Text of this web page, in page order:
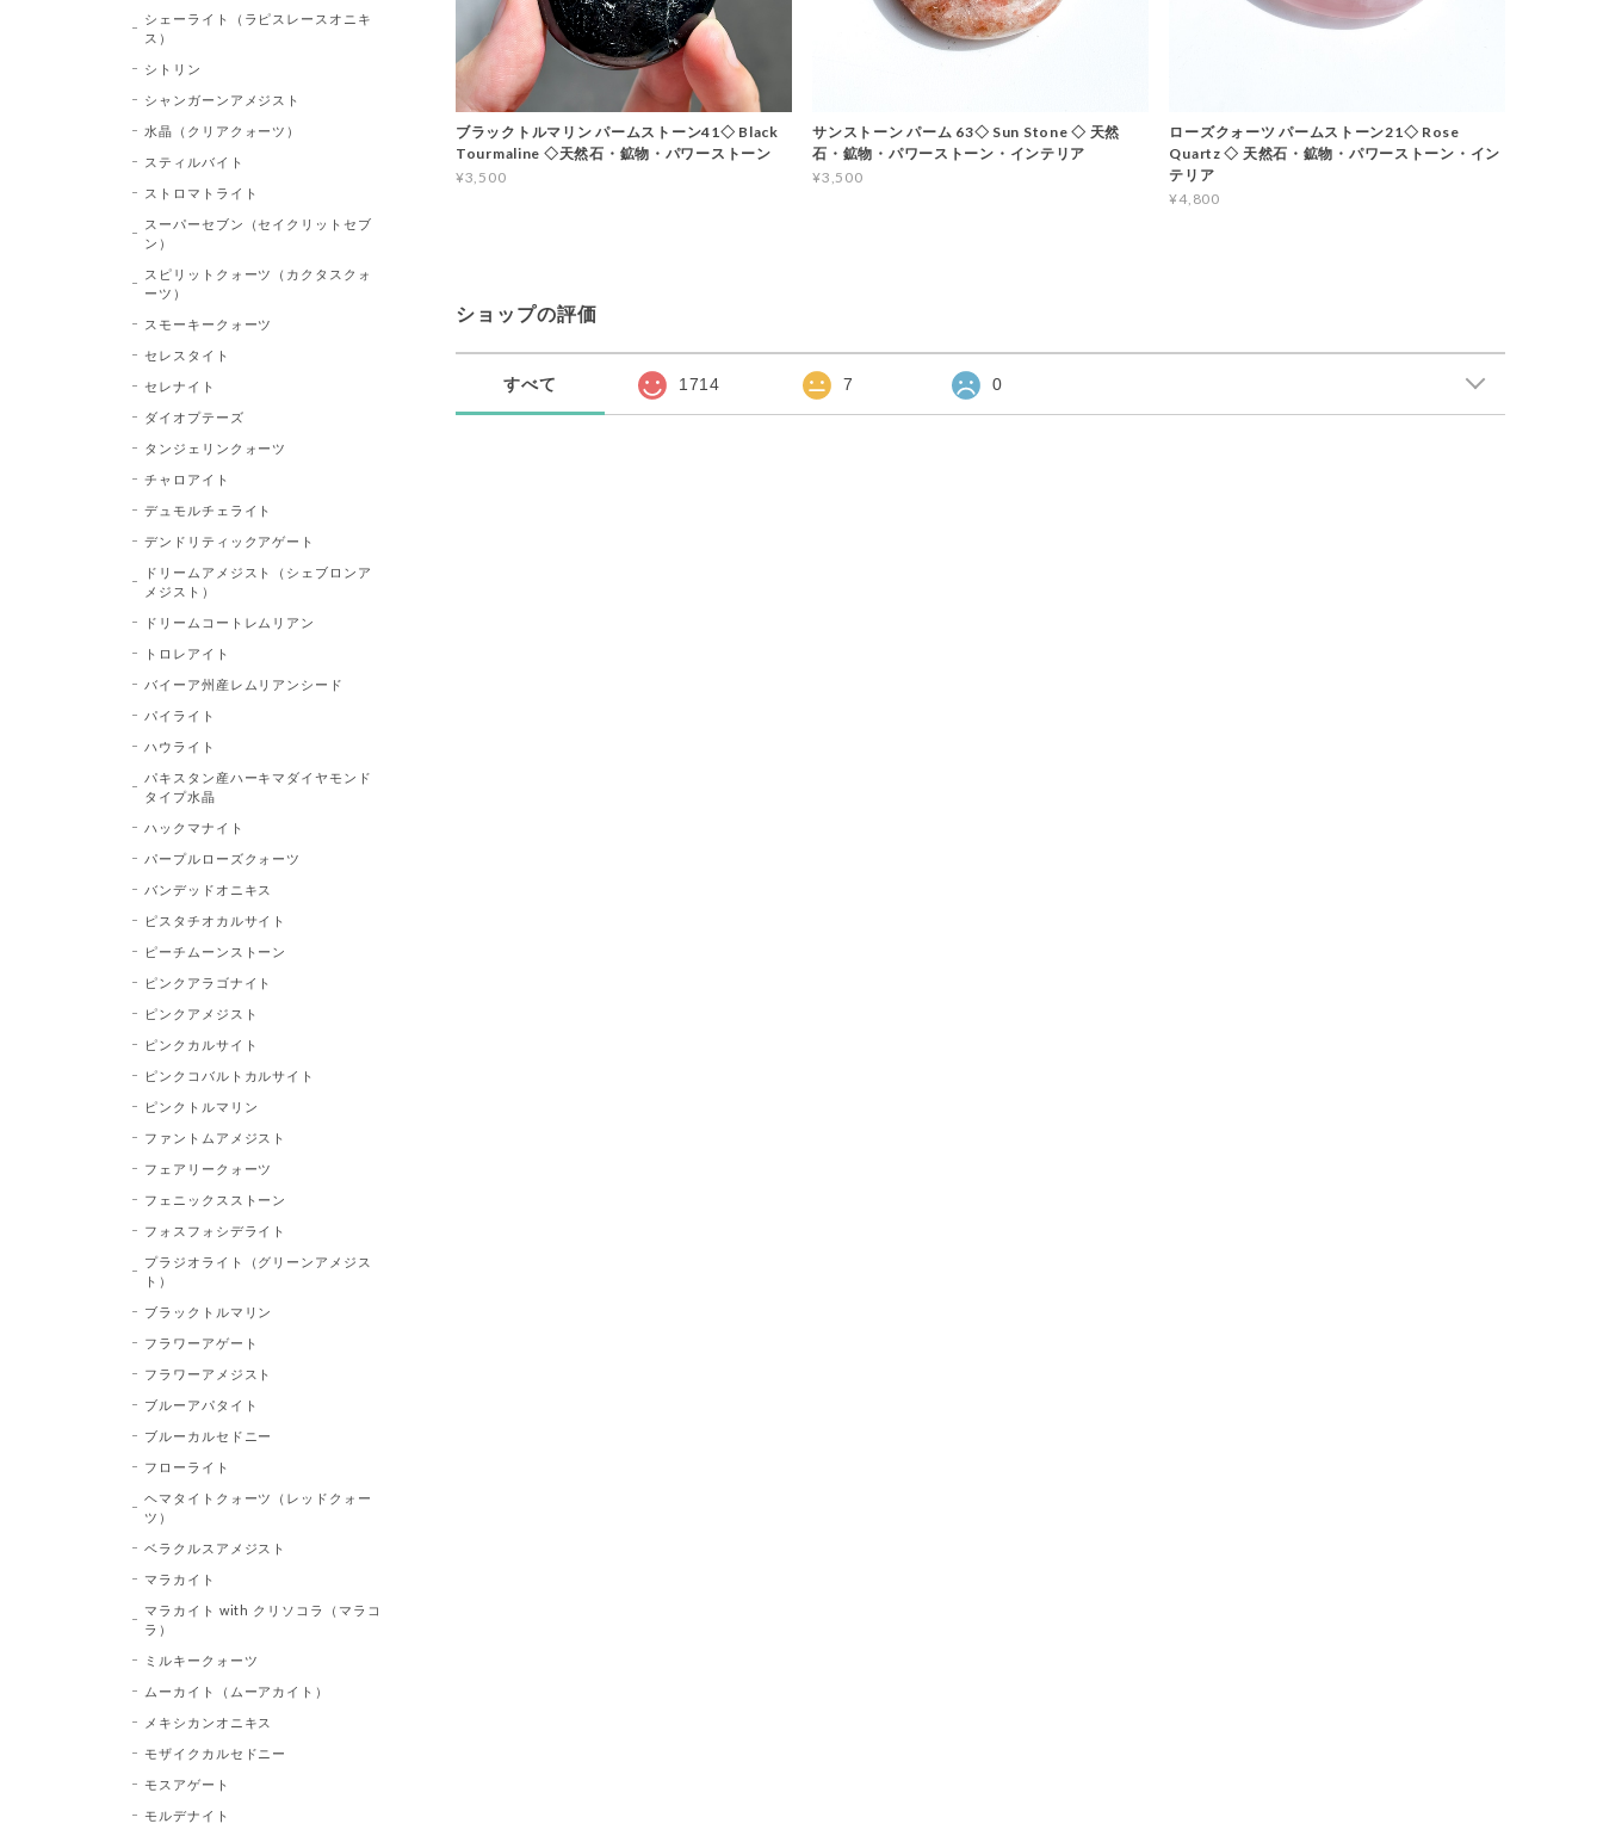
ブラックトルマリン パームストーン41◇ Black
Tourmaline ◇天然石・鉱物・パワーストーン
¥3,500
サンストーン パーム 63◇ Sun Stone ◇ 天然
石・鉱物・パワーストーン・インテリア
¥3,500
ローズクォーツ パームストーン21◇ Rose
Quartz ◇ 天然石・鉱物・パワーストーン・イン
テリア
¥4,800
ショップの評価
すべて 1714 7 0
シェーライト（ラピスレースオニキ
ス）
シトリン
シャンガーンアメジスト
水晶（クリアクォーツ）
スティルバイト
ストロマトライト
スーパーセブン（セイクリットセブ
ン）
スピリットクォーツ（カクタスクォ
ーツ）
スモーキークォーツ
セレスタイト
セレナイト
ダイオプテーズ
タンジェリンクォーツ
チャロアイト
デュモルチェライト
デンドリティックアゲート
ドリームアメジスト（シェブロンア
メジスト）
ドリームコートレムリアン
トロレアイト
バイーア州産レムリアンシード
パイライト
ハウライト
パキスタン産ハーキマダイヤモンド
タイプ水晶
ハックマナイト
パープルローズクォーツ
バンデッドオニキス
ピスタチオカルサイト
ピーチムーンストーン
ピンクアラゴナイト
ピンクアメジスト
ピンクカルサイト
ピンクコバルトカルサイト
ピンクトルマリン
ファントムアメジスト
フェアリークォーツ
フェニックスストーン
フォスフォシデライト
プラジオライト（グリーンアメジス
ト）
ブラックトルマリン
フラワーアゲート
フラワーアメジスト
ブルーアパタイト
ブルーカルセドニー
フローライト
ヘマタイトクォーツ（レッドクォー
ツ）
ベラクルスアメジスト
マラカイト
マラカイト with クリソコラ（マラコ
ラ）
ミルキークォーツ
ムーカイト（ムーアカイト）
メキシカンオニキス
モザイクカルセドニー
モスアゲート
モルデナイト